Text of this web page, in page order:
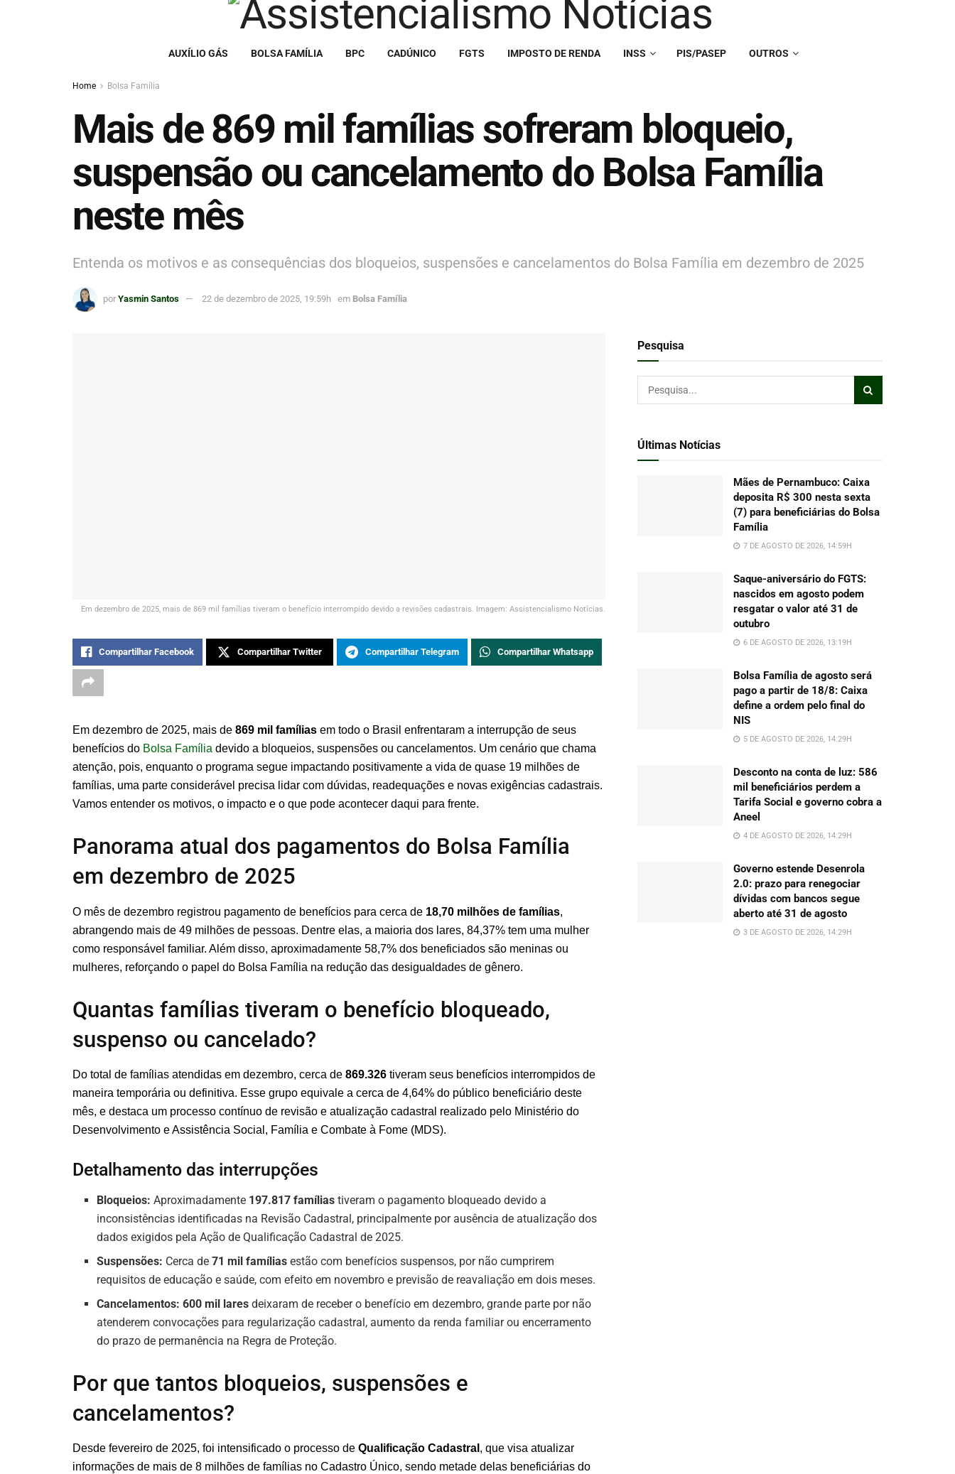
AUXÍLIO GÁS BOLSA FAMÍLIA BPC CADÚNICO FGTS IMPOSTO DE RENDA INSS PIS/PASEP OUTROS
Home Bolsa Família
Mais de 869 mil famílias sofreram bloqueio,
suspensão ou cancelamento do Bolsa Família
neste mês
Entenda os motivos e as consequências dos bloqueios, suspensões e cancelamentos do Bolsa Família em dezembro de 2025
por Yasmin Santos 22 de dezembro de 2025, 19:59h em Bolsa Família
Em dezembro de 2025, mais de 869 mil famílias tiveram o benefício interrompido devido a revisões cadastrais. Imagem: Assistencialismo Notícias.
Compartilhar Facebook Compartilhar Twitter Compartilhar Telegram Compartilhar Whatsapp
Em dezembro de 2025, mais de 869 mil famílias em todo o Brasil enfrentaram a interrupção de seus
benefícios do Bolsa Família devido a bloqueios, suspensões ou cancelamentos. Um cenário que chama
atenção, pois, enquanto o programa segue impactando positivamente a vida de quase 19 milhões de
famílias, uma parte considerável precisa lidar com dúvidas, readequações e novas exigências cadastrais.
Vamos entender os motivos, o impacto e o que pode acontecer daqui para frente.
Panorama atual dos pagamentos do Bolsa Família
em dezembro de 2025
O mês de dezembro registrou pagamento de benefícios para cerca de 18,70 milhões de famílias,
abrangendo mais de 49 milhões de pessoas. Dentre elas, a maioria dos lares, 84,37% tem uma mulher
como responsável familiar. Além disso, aproximadamente 58,7% dos beneficiados são meninas ou
mulheres, reforçando o papel do Bolsa Família na redução das desigualdades de gênero.
Quantas famílias tiveram o benefício bloqueado,
suspenso ou cancelado?
Do total de famílias atendidas em dezembro, cerca de 869.326 tiveram seus benefícios interrompidos de
maneira temporária ou definitiva. Esse grupo equivale a cerca de 4,64% do público beneficiário deste
mês, e destaca um processo contínuo de revisão e atualização cadastral realizado pelo Ministério do
Desenvolvimento e Assistência Social, Família e Combate à Fome (MDS).
Detalhamento das interrupções
Bloqueios: Aproximadamente 197.817 famílias tiveram o pagamento bloqueado devido a
inconsistências identificadas na Revisão Cadastral, principalmente por ausência de atualização dos
dados exigidos pela Ação de Qualificação Cadastral de 2025.
Suspensões: Cerca de71 mil famílias estão com benefícios suspensos, por não cumprirem
requisitos de educação e saúde, com efeito em novembro e previsão de reavaliação em dois meses.
Cancelamentos: 600 mil lares deixaram de receber o benefício em dezembro, grande parte por não
atenderem convocações para regularização cadastral, aumento da renda familiar ou encerramento
do prazo de permanência na Regra de Proteção.
Por que tantos bloqueios, suspensões e
cancelamentos?
Desde fevereiro de 2025, foi intensificado o processo de Qualificação Cadastral , que visa atualizar
informações de mais de 8 milhões de famílias no Cadastro Único, sendo metade delas beneficiárias do
Pesquisa
Últimas Notícias
Mães de Pernambuco: Caixa
deposita R$ 300 nesta sexta
(7) para beneficiárias do Bolsa
Família
7 DE AGOSTO DE 2026, 14:59H
Saque-aniversário do FGTS:
nascidos em agosto podem
resgatar o valor até 31 de
outubro
6 DE AGOSTO DE 2026, 13:19H
Bolsa Família de agosto será
pago a partir de 18/8: Caixa
define a ordem pelo final do
NIS
5 DE AGOSTO DE 2026, 14:29H
Desconto na conta de luz: 586
mil beneficiários perdem a
Tarifa Social e governo cobra a
Aneel
4 DE AGOSTO DE 2026, 14:29H
Governo estende Desenrola
2.0: prazo para renegociar
dívidas com bancos segue
aberto até 31 de agosto
3 DE AGOSTO DE 2026, 14:29H